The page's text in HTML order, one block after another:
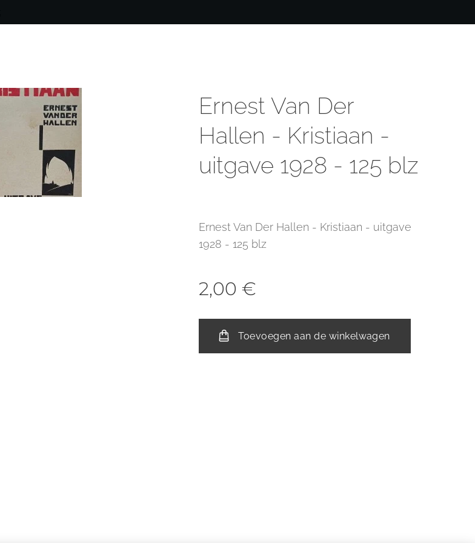
Ernest Van Der
Hallen - Kristiaan -
uitgave 1928 - 125 blz
Ernest Van Der Hallen - Kristiaan - uitgave
1928 - 125 blz
2,00 €
Toevoegen aan de winkelwagen